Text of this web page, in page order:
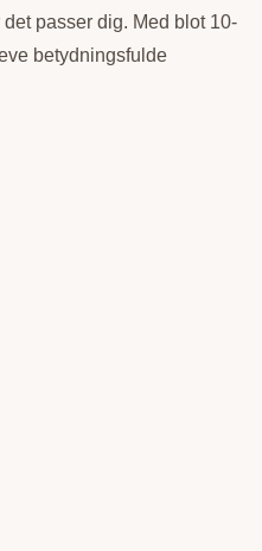
passer dig. Med blot 10-
betydningsfulde